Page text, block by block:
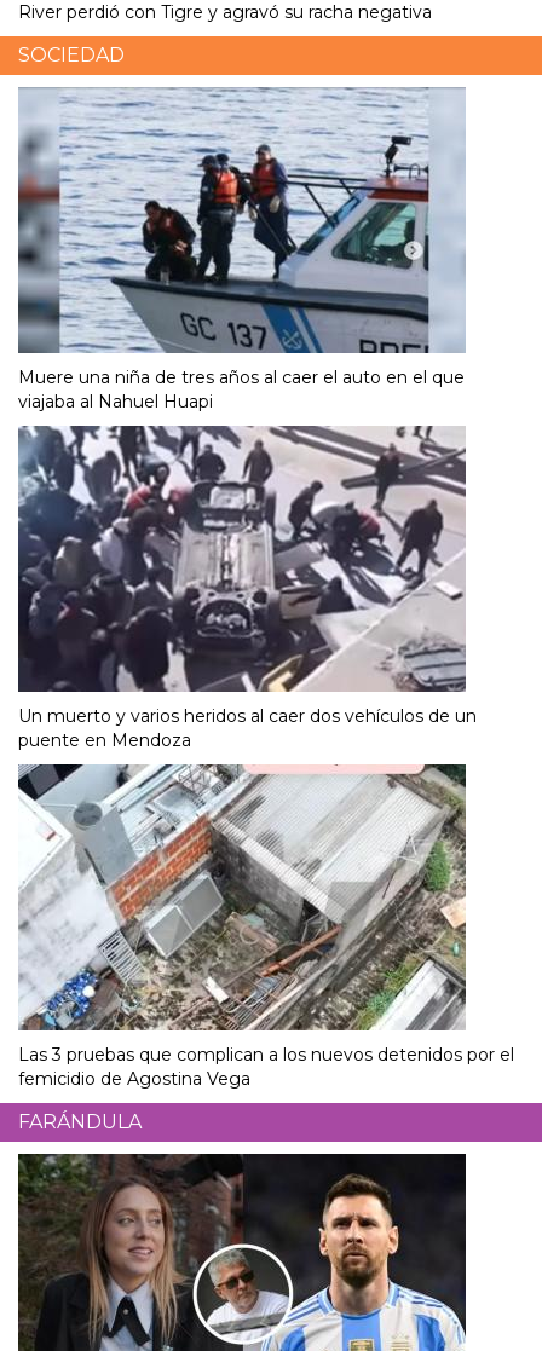
River perdió con Tigre y agravó su racha negativa
SOCIEDAD
Muere una niña de tres años al caer el auto en el que
viajaba al Nahuel Huapi
Un muerto y varios heridos al caer dos vehículos de un
puente en Mendoza
Las 3 pruebas que complican a los nuevos detenidos por el
femicidio de Agostina Vega
FARÁNDULA